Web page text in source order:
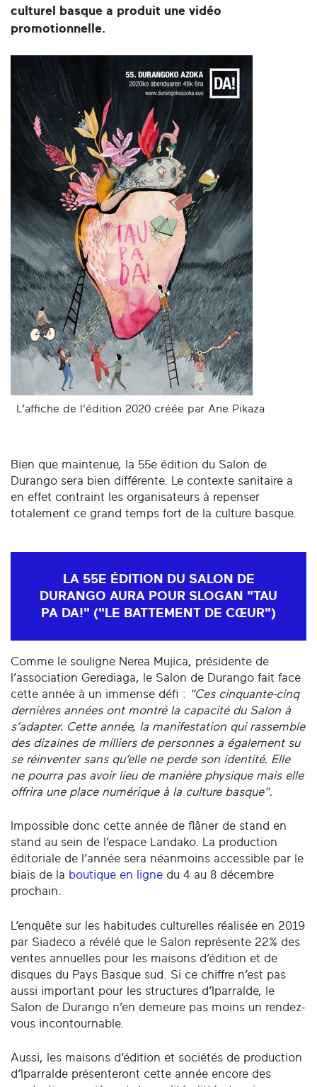
culturel basque a produit une vidéo
promotionnelle.
L’affiche de l'édition 2020 créée par Ane Pikaza
Bien que maintenue, la 55e édition du Salon de
Durango sera bien différente. Le contexte sanitaire a
en effet contraint les organisateurs à repenser
totalement ce grand temps fort de la culture basque.
LA 55E ÉDITION DU SALON DE
DURANGO AURA POUR SLOGAN "TAU
PA DA!" ("LE BATTEMENT DE CŒUR")
Comme le souligne Nerea Mujica, présidente de
l’association Gerediaga, le Salon de Durango fait face
cette année à un immense défi : "Ces cinquante-cinq
dernières années ont montré la capacité du Salon à
s’adapter. Cette année, la manifestation qui rassemble
des dizaines de milliers de personnes a également su
se réinventer sans qu’elle ne perde son identité. Elle
ne pourra pas avoir lieu de manière physique mais elle
offrira une place numérique à la culture basque".
Impossible donc cette année de flâner de stand en
stand au sein de l’espace Landako. La production
éditoriale de l’année sera néanmoins accessible par le
biais de la boutique en ligne du 4 au 8 décembre
prochain.
L’enquête sur les habitudes culturelles réalisée en 2019
par Siadeco a révélé que le Salon représente 22% des
ventes annuelles pour les maisons d’édition et de
disques du Pays Basque sud. Si ce chiffre n’est pas
aussi important pour les structures d’Iparralde, le
Salon de Durango n’en demeure pas moins un rendez-
vous incontournable.
Aussi, les maisons d’édition et sociétés de production
d’Iparralde présenteront cette année encore des